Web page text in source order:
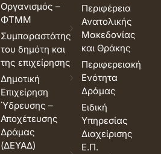
Οργανισμός –
ΦΤΜΜ
Συμπαραστάτης
του δημότη και
της επιχείρησης
Δημοτική
Επιχείρηση
Ύδρευσης –
Αποχέτευσης
Δράμας
(ΔΕΥΑΔ)
Περιφέρεια
Ανατολικής
Μακεδονίας
και Θράκης
Περιφερειακή
Ενότητα
Δράμας
Ειδική
Υπηρεσίας
Διαχείρισης
Ε.Π.